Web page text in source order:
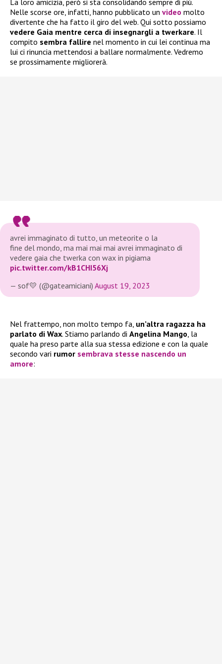
La loro amicizia, però si sta consolidando sempre di più.
Nelle scorse ore, infatti, hanno pubblicato un video molto
divertente che ha fatto il giro del web. Qui sotto possiamo
vedere Gaia mentre cerca di insegnargli a twerkare. Il
compito sembra fallire nel momento in cui lei continua ma
lui ci rinuncia mettendosi a ballare normalmente. Vedremo
se prossimamente migliorerà.
avrei immaginato di tutto, un meteorite o la
fine del mondo, ma mai mai mai avrei immaginato di
vedere gaia che twerka con wax in pigiama
pic.twitter.com/kB1CHI56Xj
— sof💛 (@gateamiciani) August 19, 2023
Nel frattempo, non molto tempo fa, un’altra ragazza ha
parlato di Wax. Stiamo parlando di Angelina Mango, la
quale ha preso parte alla sua stessa edizione e con la quale
secondo vari rumor sembrava stesse nascendo un
amore: